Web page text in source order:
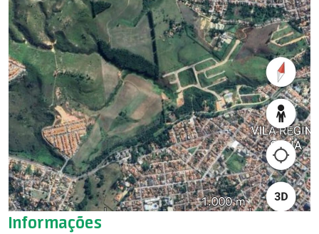
Informações